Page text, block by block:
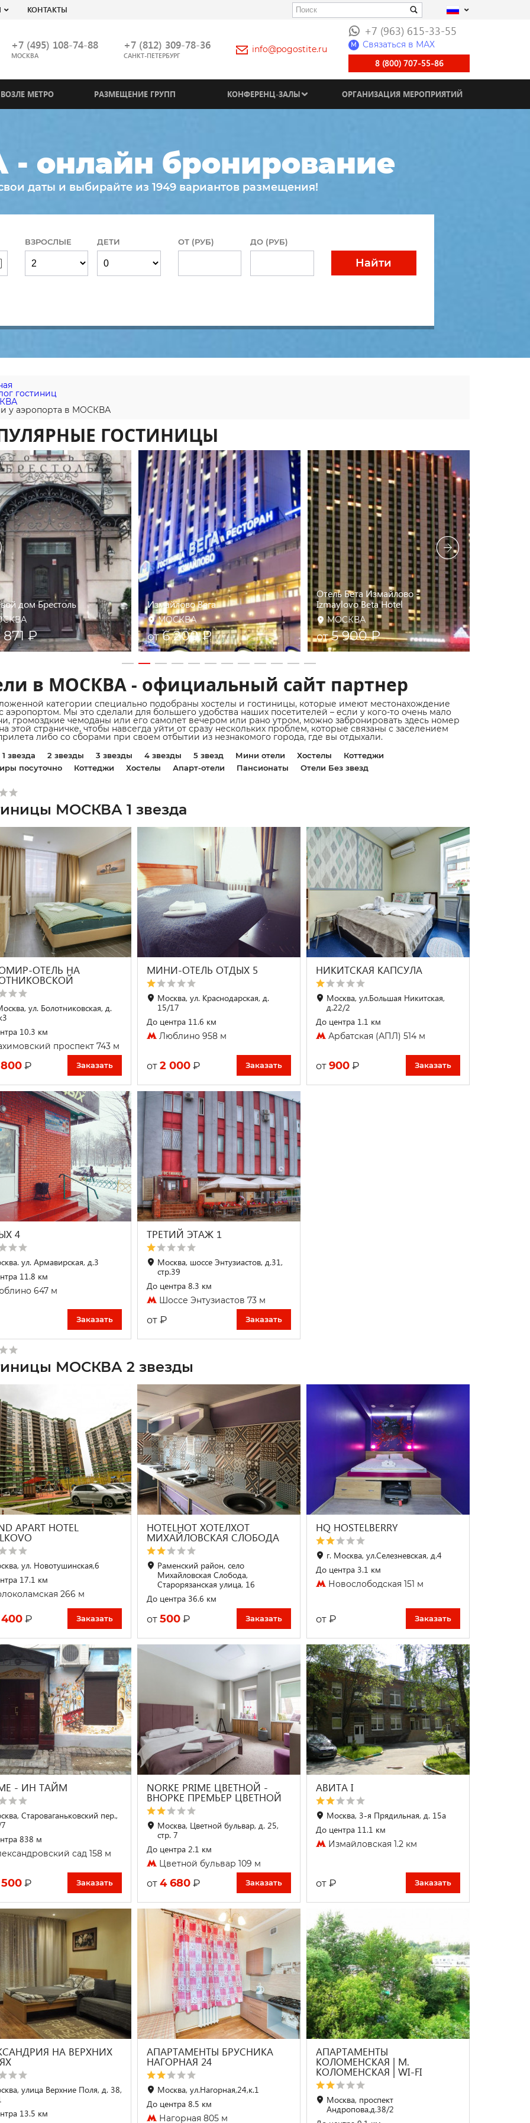
КОНТАКТЫ
+7 (495) 108-74-88
МОСКВА
+7 (812) 309-78-36
САНКТ-ПЕТЕРБУРГ
info@pogostite.ru
+7 (963) 615-33-55
M Связаться в МАХ
8 (800) 707-55-86
МЕТРО РАЗМЕЩЕНИЕ ГРУПП КОНФЕРЕНЦ-ЗАЛЫ ОРГАНИЗАЦИЯ МЕРОПРИЯТИЙ
онлайн бронирование
даты и выбирайте из 1949 вариантов размещения!
ВЗРОСЛЫЕ ДЕТИ ОТ (РУБ) ДО (РУБ)
Найти
гостиниц
у аэропорта в МОСКВА
ГОСТИНИЦЫ
дом Брестоль
871 ₽
Измайлово Вега
МОСКВА
от6 200 ₽
Отель Бета Измайлово -
Izmaylovo Beta Hotel
МОСКВА
от5 900 ₽
в МОСКВА - официальный сайт партнер
категории специально подобраны хостелы и гостиницы, которые имеют местонахождение
аэропортом. Мы это сделали для большего удобства наших посетителей – если у кого-то очень мало
громоздкие чемоданы или его самолет вечером или рано утром, можно забронировать здесь номер
этой страничке, чтобы навсегда уйти от сразу нескольких проблем, которые связаны с заселением
либо со сборами при своем отбытии из незнакомого города, где вы отдыхали.
1 звезда 2 звезды 3 звезды 4 звезды 5 звезд Мини отели Хостелы
Коттеджи
посуточно
Коттеджи Хостелы Апарт-отели Пансионаты Отели Без звезд
МОСКВА 1 звезда
ОТЕЛЬ НА
ул. Болотниковская, д.
10.3 км
проспект 743 м
₽ Заказать
МИНИ-ОТЕЛЬ ОТДЫХ 5
Москва, ул. Краснодарская, д.
15/17
До центра 11.6 км
Люблино 958 м
от2 000 ₽ Заказать
НИКИТСКАЯ КАПСУЛА
Москва, ул.Большая Никитская,
д.22/2
До центра 1.1 км
Арбатская (АПЛ) 514 м
от900 ₽ Заказать
4
ул. Армавирская, д.3
11.8 км
647 м
Заказать
ТРЕТИЙ ЭТАЖ 1
Москва, шоссе Энтузиастов, д.31,
стр.39
До центра 8.3 км
Шоссе Энтузиастов 73 м
от₽ Заказать
МОСКВА 2 звезды
APART HOTEL
ул. Новотушинская,6
17.1 км
266 м
₽ Заказать
HOTELHOT ХОТЕЛХОТ
МИХАЙЛОВСКАЯ СЛОБОДА
Раменский район, село
Михайловская Слобода,
Старорязанская улица, 16
До центра 36.6 км
от500 ₽ Заказать
HQ HOSTELBERRY
г. Москва, ул.Селезневская, д.4
До центра 3.1 км
Новослободская 151 м
от₽ Заказать
- ИН ТАЙМ
Староваганьковский пер.,
838 м
сад 158 м
₽ Заказать
NORKE PRIME ЦВЕТНОЙ -
ВНОРКЕ ПРЕМЬЕР ЦВЕТНОЙ
Москва, Цветной бульвар, д. 25,
стр. 7
До центра 2.1 км
Цветной бульвар 109 м
от4 680 ₽ Заказать
АВИТА I
Москва, 3-я Прядильная, д. 15а
До центра 11.1 км
Измайловская 1.2 км
от₽ Заказать
НА ВЕРХНИХ
улица Верхние Поля, д. 38,
13.5 км
АПАРТАМЕНТЫ БРУСНИКА
НАГОРНАЯ 24
Москва, ул.Нагорная,24,к.1
До центра 8.5 км
Нагорная 805 м
АПАРТАМЕНТЫ
КОЛОМЕНСКАЯ | М.
КОЛОМЕНСКАЯ | WI-FI
Москва, проспект
Андропова,д.38/2